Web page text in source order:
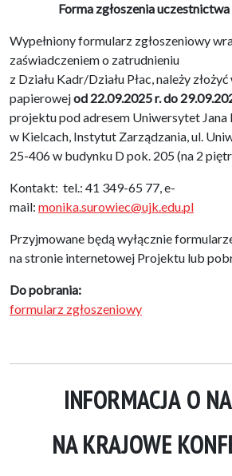
Forma zgłoszenia
Wypełniony formularz zgłoszeniowy
zaświadczeniem o zatrudnieniu
z Działu Kadr/Działu Płac, należy
papierowejod 22.09.2025 r. do
projektu pod adresem Uniwersytet Jana
w Kielcach, Instytut Zarządzania, ul.
25-406 w budynku D pok. 205 (na 2
Kontakt: tel.: 41 349-65 77, e-
mail: monika.surowiec@ujk.edu.pl
Przyjmowane będą wyłącznie
na stronie internetowej Projektu lub
Do pobrania:
formularz zgłoszeniowy
INFORMACJA O
NA KRAJOWE